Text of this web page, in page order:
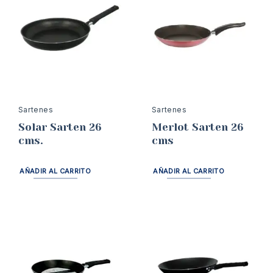
Sartenes
Solar Sarten 26
cms.
AÑADIR AL CARRITO
Sartenes
Merlot Sarten 26
cms
AÑADIR AL CARRITO